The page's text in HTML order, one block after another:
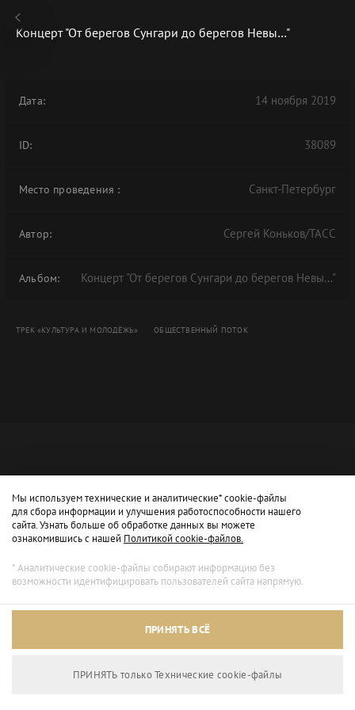
В АРХИВЕ
Архивный режим
Концерт "От берегов Сунгари до берегов Невы…"
Дата: 14 ноября 2019
ID: 38089
Место проведения : Санкт-Петербург
Автор: Сергей Коньков/ТАСС
Альбом: Концерт "От берегов Сунгари до берегов Невы…"
ТРЕК «КУЛЬТУРА И МОЛОДЁЖЬ» ОБЩЕСТВЕННЫЙ ПОТОК
Мы используем технические и аналитические* cookie-файлы
для сбора информации и улучшения работоспособности нашего
сайта. Узнать больше об обработке данных вы можете
ознакомившись с нашей Политикой cookie-файлов.
* Аналитические cookie-файлы собирают информацию без
возможности идентифицировать пользователей сайта напрямую.
ПРИНЯТЬ ВСЁ
ПРИНЯТЬ только Технические сookie-файлы